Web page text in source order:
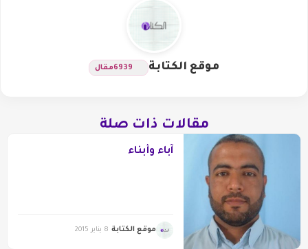
موقع الكتابة 6939مقال
مقالات ذات صلة
آباء وأبناء
موقع الكتابة 8 يناير 2015